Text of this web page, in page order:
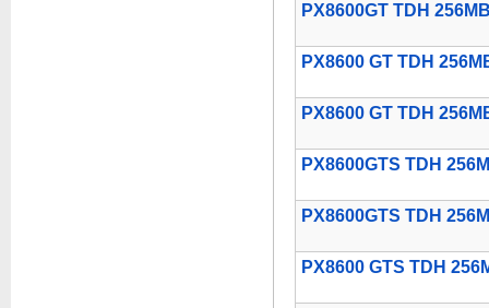
PX8600GT TDH
PX8600 GT TDH
PX8600 GT TDH
PX8600GTS TDH
PX8600GTS TDH
PX8600 GTS TDH